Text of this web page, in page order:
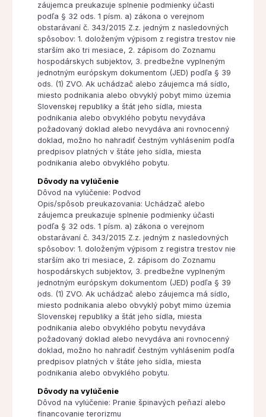
záujemca preukazuje splnenie podmienky účasti
podľa § 32 ods. 1 písm. a) zákona o verejnom
obstarávaní č. 343/2015 Z.z. jedným z nasledovných
spôsobov: 1. doloženým výpisom z registra trestov nie
starším ako tri mesiace, 2. zápisom do Zoznamu
hospodárskych subjektov, 3. predbežne vyplneným
jednotným európskym dokumentom (JED) podľa § 39
ods. (1) ZVO. Ak uchádzač alebo záujemca má sídlo,
miesto podnikania alebo obvyklý pobyt mimo územia
Slovenskej republiky a štát jeho sídla, miesta
podnikania alebo obvyklého pobytu nevydáva
požadovaný doklad alebo nevydáva ani rovnocenný
doklad, možno ho nahradiť čestným vyhlásením podľa
predpisov platných v štáte jeho sídla, miesta
podnikania alebo obvyklého pobytu.
Dôvody na vylúčenie
Dôvod na vylúčenie: Podvod
Opis/spôsob preukazovania: Uchádzač alebo
záujemca preukazuje splnenie podmienky účasti
podľa § 32 ods. 1 písm. a) zákona o verejnom
obstarávaní č. 343/2015 Z.z. jedným z nasledovných
spôsobov: 1. doloženým výpisom z registra trestov nie
starším ako tri mesiace, 2. zápisom do Zoznamu
hospodárskych subjektov, 3. predbežne vyplneným
jednotným európskym dokumentom (JED) podľa § 39
ods. (1) ZVO. Ak uchádzač alebo záujemca má sídlo,
miesto podnikania alebo obvyklý pobyt mimo územia
Slovenskej republiky a štát jeho sídla, miesta
podnikania alebo obvyklého pobytu nevydáva
požadovaný doklad alebo nevydáva ani rovnocenný
doklad, možno ho nahradiť čestným vyhlásením podľa
predpisov platných v štáte jeho sídla, miesta
podnikania alebo obvyklého pobytu.
Dôvody na vylúčenie
Dôvod na vylúčenie: Pranie špinavých peňazí alebo
financovanie terorizmu